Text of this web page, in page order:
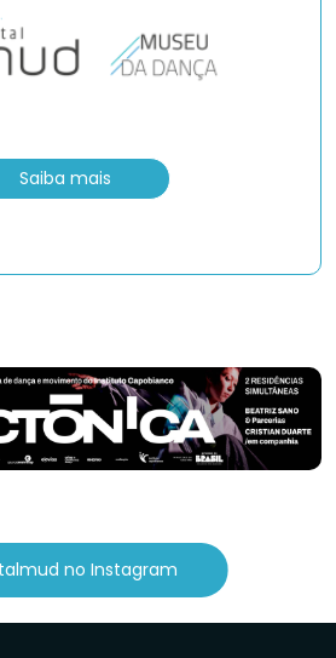
Saiba mais
no Instagram